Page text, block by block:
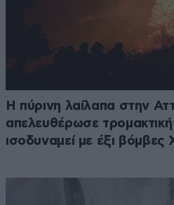
Η πύρινη λαίλαπα στην
απελευθέρωσε
ισοδυναμεί με έξι βόμβες